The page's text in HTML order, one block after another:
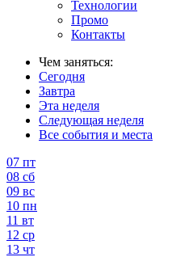
Технологии
Промо
Контакты
Чем заняться:
Сегодня
Завтра
Эта неделя
Следующая неделя
Все события и места
07 пт
08 сб
09 вс
10 пн
11 вт
12 ср
13 чт